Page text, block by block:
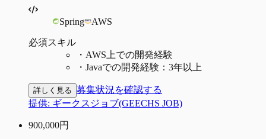
Spring AWS
必須スキル
・ AWS上での開発経験
・ Javaでの開発経験：3年以上
詳しく見る 募集状況を確認する
提供: ギークスジョブ(GEECHS JOB)
900,000円